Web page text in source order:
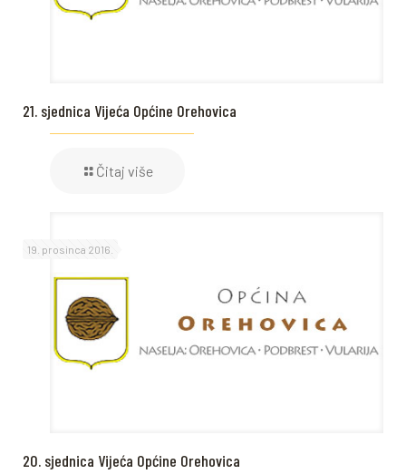
21. sjednica Vijeća Općine Orehovica
Čitaj više
19. prosinca 2016.
20. sjednica Vijeća Općine Orehovica